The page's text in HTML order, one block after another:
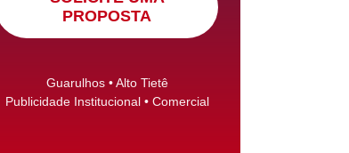
PROPOSTA
Guarulhos • Alto Tietê
Publicidade Institucional • Comercial